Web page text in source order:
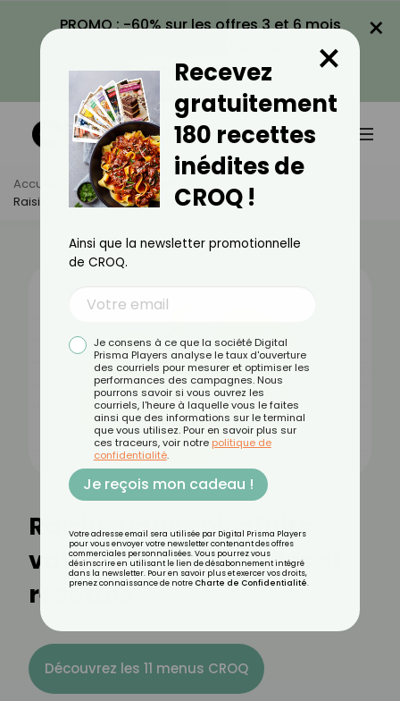
PROMO : -60% sur les offres 3 et 6 mois
VOIR LA PROMO
×
Accueil Actus
Alimentation
Raisin Blanc : Bienfaits, Valeurs Nutritionnelles Et Recettes
Raisin blanc : bienfaits,
valeurs nutritionnelles et
recettes
Découvrez les 11 menus CROQ
Recevez
gratuitement
180 recettes
inédites de
CROQ !
×
Ainsi que la newsletter promotionnelle
de CROQ.
Je consens à ce que la société Digital
Prisma Players analyse le taux d'ouverture
des courriels pour mesurer et optimiser les
performances des campagnes. Nous
pourrons savoir si vous ouvrez les
courriels, l'heure à laquelle vous le faites
ainsi que des informations sur le terminal
que vous utilisez. Pour en savoir plus sur
ces traceurs, voir notre politique de
confidentialité.
Je reçois mon cadeau !
Votre adresse email sera utilisée par Digital Prisma Players
pour vous envoyer votre newsletter contenant des offres
commerciales personnalisées. Vous pourrez vous
désinscrire en utilisant le lien de désabonnement intégré
dans la newsletter. Pour en savoir plus et exercer vos droits,
prenez connaissance de notre Charte de Confidentialité.